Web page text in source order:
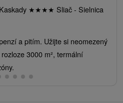
★★★★ Sliač - Sielnica
a pitím. Užijte si neomezený
3000 m², termální